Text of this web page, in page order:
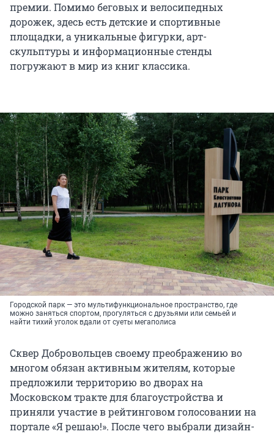
премии. Помимо беговых и велосипедных
дорожек, здесь есть детские и спортивные
площадки, а уникальные фигурки, арт-
скульптуры и информационные стенды
погружают в мир из книг классика.
Городской парк — это мультифункциональное пространство, где
можно заняться спортом, прогуляться с друзьями или семьей и
найти тихий уголок вдали от суеты мегаполиса
Сквер Добровольцев своему преображению во
многом обязан активным жителям, которые
предложили территорию во дворах на
Московском тракте для благоустройства и
приняли участие в рейтинговом голосовании на
портале «Я решаю!». После чего выбрали дизайн-